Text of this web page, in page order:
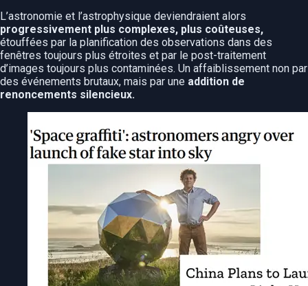
L’astronomie et l’astrophysique deviendraient alors
progressivement plus complexes, plus coûteuses,
étouffées par la planification des observations dans des
fenêtres toujours plus étroites et par le post-traitement
d’images toujours plus contaminées. Un affaiblissement non par
des événements brutaux, mais par une addition de
renoncements silencieux.